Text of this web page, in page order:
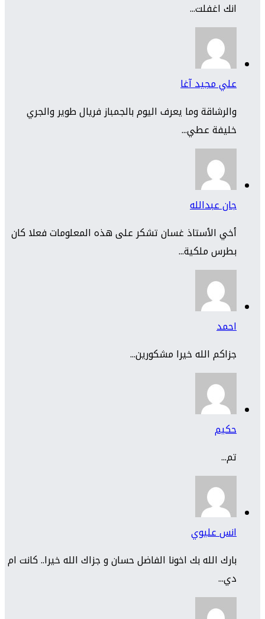
انك اغفلت...
علي مجيد آغا
والرشاقة وما يعرف اليوم بالجمباز فريال طوير والجري
خليفة عطي...
جان عبدالله
أخي الأستاذ غسان تشكر على هذه المعلومات فعلا كان
بطرس ملكية...
احمد
جزاكم الله خيرا مشكورين...
حكيم
تم...
انس عليوي
بارك الله بك اخونا الفاضل حسان و جزاك الله خيرا.. كانت ام
دي...